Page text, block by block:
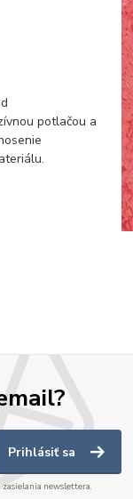
potlačou a
Prihlásiť sa
zasielania newslettera.